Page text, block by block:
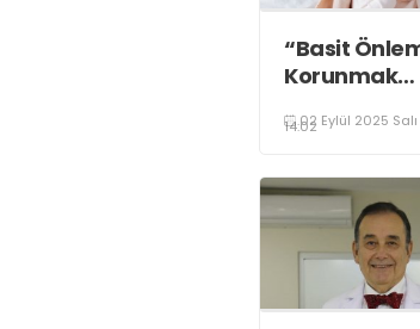
“Basit
Korunmak
02 Eylül 2025 Salı
14:02